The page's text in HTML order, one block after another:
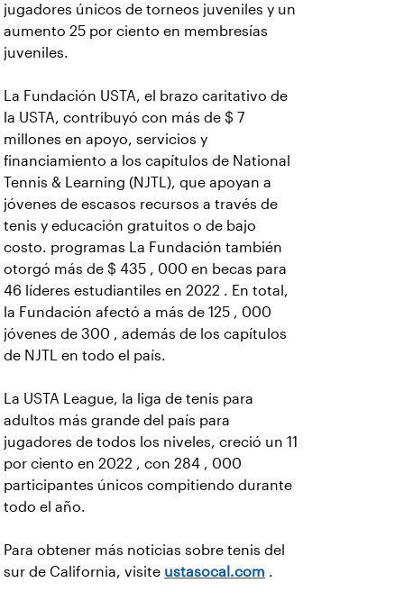
jugadores únicos de torneos juveniles y un
aumento 25 por ciento en membresías
juveniles.
La Fundación USTA, el brazo caritativo de
la USTA, contribuyó con más de $ 7
millones en apoyo, servicios y
financiamiento a los capítulos de National
Tennis & Learning (NJTL), que apoyan a
jóvenes de escasos recursos a través de
tenis y educación gratuitos o de bajo
costo. programas La Fundación también
otorgó más de $ 435 , 000 en becas para
46 líderes estudiantiles en 2022 . En total,
la Fundación afectó a más de 125 , 000
jóvenes de 300 , además de los capítulos
de NJTL en todo el país.
La USTA League, la liga de tenis para
adultos más grande del país para
jugadores de todos los niveles, creció un 11
por ciento en 2022 , con 284 , 000
participantes únicos compitiendo durante
todo el año.
Para obtener más noticias sobre tenis del
sur de California, visite ustasocal.com .